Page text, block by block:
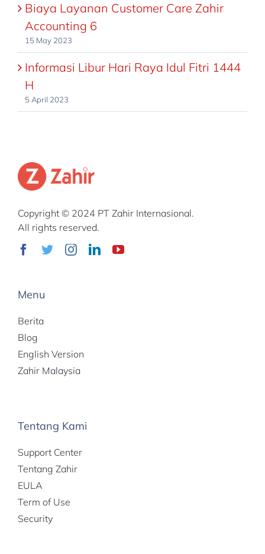
Biaya Layanan Customer Care Zahir
Accounting 6
15 May 2023
Informasi Libur Hari Raya Idul Fitri 1444
H
5 April 2023
Copyright © 2024 PT Zahir Internasional.
All rights reserved.
Menu
Berita
Blog
English Version
Zahir Malaysia
Tentang Kami
Support Center
Tentang Zahir
EULA
Term of Use
Security